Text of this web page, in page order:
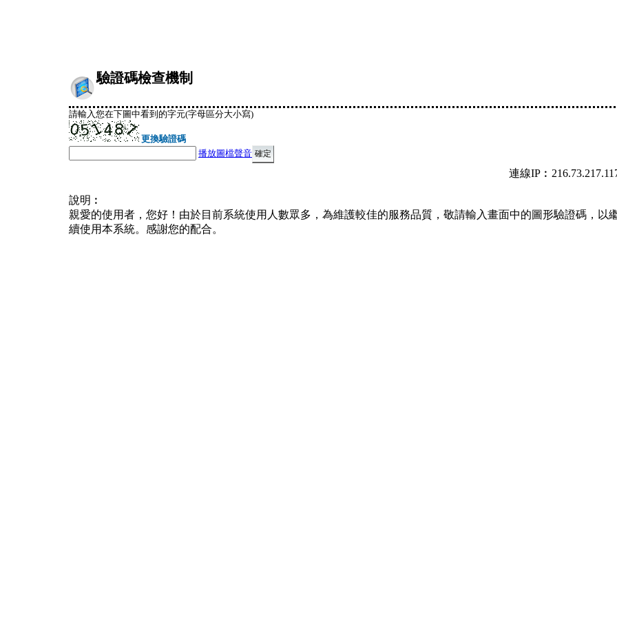
驗證碼檢查機制
請輸入您在下圖中看到的字元(字母區分大小寫)
更換驗證碼
播放圖檔聲音
連線
說明︰
親愛的使用者，您好！由於目前系統使用人數眾多，為維護較佳的服務品質，敬請輸入畫面中的圖形驗證碼，以
續使用本系統。感謝您的配合。